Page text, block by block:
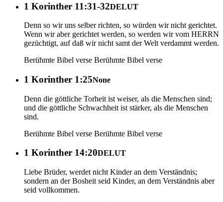
1 Korinther 11:31-32DELUT
Denn so wir uns selber richten, so würden wir nicht gerichtet.
Wenn wir aber gerichtet werden, so werden wir vom HERRN
gezüchtigt, auf daß wir nicht samt der Welt verdammt werden.
Berühmte Bibel verse Berühmte Bibel verse
1 Korinther 1:25None
Denn die göttliche Torheit ist weiser, als die Menschen sind;
und die göttliche Schwachheit ist stärker, als die Menschen
sind.
Berühmte Bibel verse Berühmte Bibel verse
1 Korinther 14:20DELUT
Liebe Brüder, werdet nicht Kinder an dem Verständnis;
sondern an der Bosheit seid Kinder, an dem Verständnis aber
seid vollkommen.